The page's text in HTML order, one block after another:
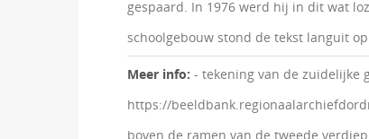
gespaard. In 1976 werd hij in dit wat
schoolgebouw stond de tekst languit
Meer info: - tekening van de zuidelijke
https://
boven de ramen van de tweede